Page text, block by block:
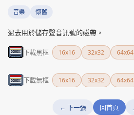
音樂 懷舊
過去用於儲存聲音訊號的磁帶。
下載黑框 16x16 32x32 64x64
下載無框 16x16 32x32 64x64
← 下一張 回首頁